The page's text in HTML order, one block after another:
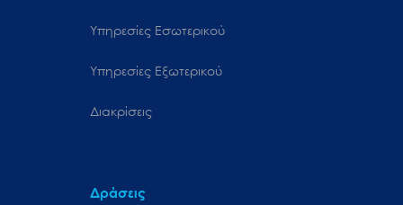
Υπηρεσίες Εσωτερικού
Υπηρεσίες Εξωτερικού
Διακρίσεις
Δράσεις